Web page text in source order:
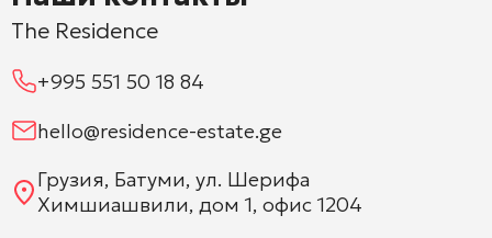
The Residence
+995 551 50 18 84
hello@residence-estate.ge
Грузия, Батуми, ул. Шерифа
Химшиашвили, дом 1, офис 1204